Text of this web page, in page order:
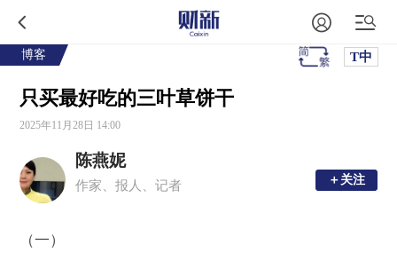
博客 T中
只买最好吃的三叶草饼干
2025年11月28日 14:00
陈燕妮
作家、报人、记者 ＋关注
＋关注
（一）